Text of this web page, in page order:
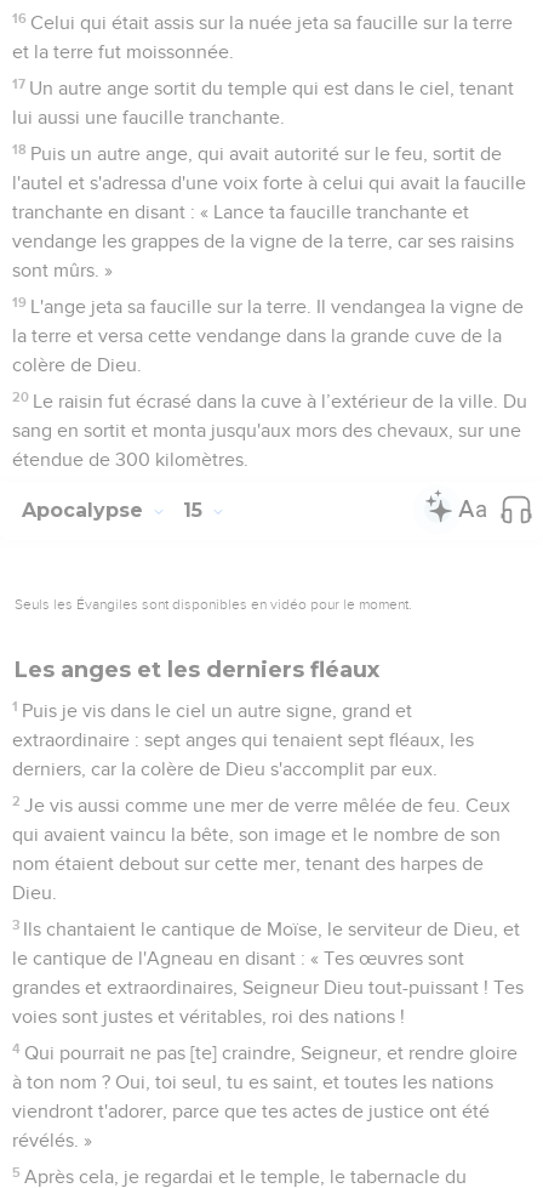
16 Celui qui était assis sur la nuée jeta sa faucille sur la terre
et la terre fut moissonnée.
17 Un autre ange sortit du temple qui est dans le ciel, tenant
lui aussi une faucille tranchante.
18 Puis un autre ange, qui avait autorité sur le feu, sortit de
l'autel et s'adressa d'une voix forte à celui qui avait la faucille
tranchante en disant : « Lance ta faucille tranchante et
vendange les grappes de la vigne de la terre, car ses raisins
sont mûrs. »
19 L'ange jeta sa faucille sur la terre. Il vendangea la vigne de
la terre et versa cette vendange dans la grande cuve de la
colère de Dieu.
20 Le raisin fut écrasé dans la cuve à l’extérieur de la ville. Du
sang en sortit et monta jusqu'aux mors des chevaux, sur une
étendue de 300 kilomètres.
Apocalypse 15
Seuls les Évangiles sont disponibles en vidéo pour le moment.
Les anges et les derniers fléaux
1 Puis je vis dans le ciel un autre signe, grand et
extraordinaire : sept anges qui tenaient sept fléaux, les
derniers, car la colère de Dieu s'accomplit par eux.
2 Je vis aussi comme une mer de verre mêlée de feu. Ceux
qui avaient vaincu la bête, son image et le nombre de son
nom étaient debout sur cette mer, tenant des harpes de
Dieu.
3 Ils chantaient le cantique de Moïse, le serviteur de Dieu, et
le cantique de l'Agneau en disant : « Tes œuvres sont
grandes et extraordinaires, Seigneur Dieu tout-puissant ! Tes
voies sont justes et véritables, roi des nations !
4 Qui pourrait ne pas [te] craindre, Seigneur, et rendre gloire
à ton nom ? Oui, toi seul, tu es saint, et toutes les nations
viendront t'adorer, parce que tes actes de justice ont été
révélés. »
5 Après cela, je regardai et le temple, le tabernacle du